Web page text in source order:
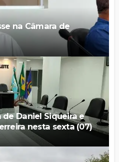
na Câmara de
Daniel Siqueira e
nesta sexta (07)